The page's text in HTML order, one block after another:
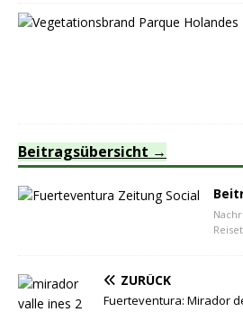
Beitragsübersicht
ZURÜCK
Fuerteventura: Mirador